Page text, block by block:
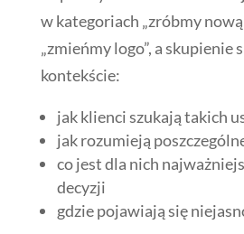
w kategoriach „zróbmy
„zmieńmy logo”, a skupienie
kontekście:
jak klienci szukają takich
jak rozumieją
co jest dla nich
decyzji
gdzie pojawiają się